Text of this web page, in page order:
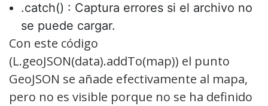
.catch() : Captura errores si el archivo no
se puede cargar.
Con este código
(L.geoJSON(data).addTo(map)) el punto
GeoJSON se añade efectivamente al mapa,
pero no es visible porque no se ha definido